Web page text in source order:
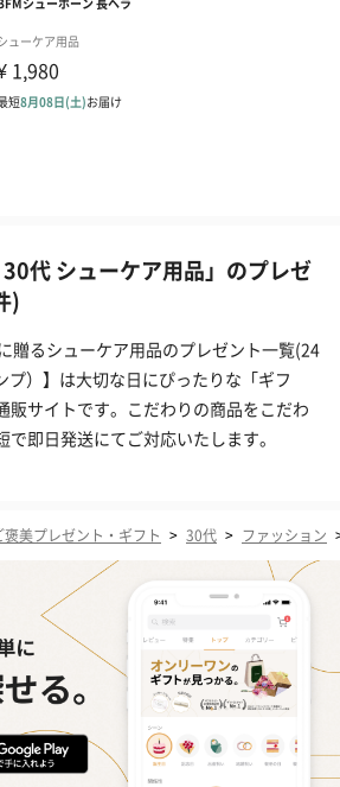
30代 シューケア用品」のプレゼ
)
贈るシューケア用品のプレゼント一覧(24
プ）】は大切な日にぴったりな「ギフ
販サイトです。こだわりの商品をこだわ
で即日発送にてご対応いたします。
褒美プレゼント・ギフト > 30代 > ファッション